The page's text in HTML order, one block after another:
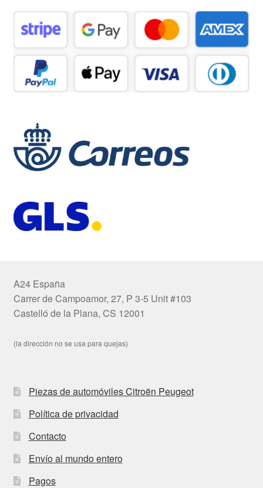
A24 España
Carrer de Campoamor, 27, P 3-5 Unit #103
Castelló de la Plana, CS 12001
(la dirección no se usa para quejas)
Piezas de automóviles Citroën Peugeot
Política de privacidad
Contacto
Envío al mundo entero
Pagos